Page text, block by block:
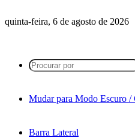
quinta-feira, 6 de agosto de 2026
Mudar para Modo Escuro /
Barra Lateral